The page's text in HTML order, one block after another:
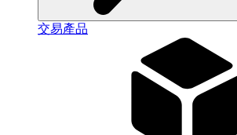
交易產品